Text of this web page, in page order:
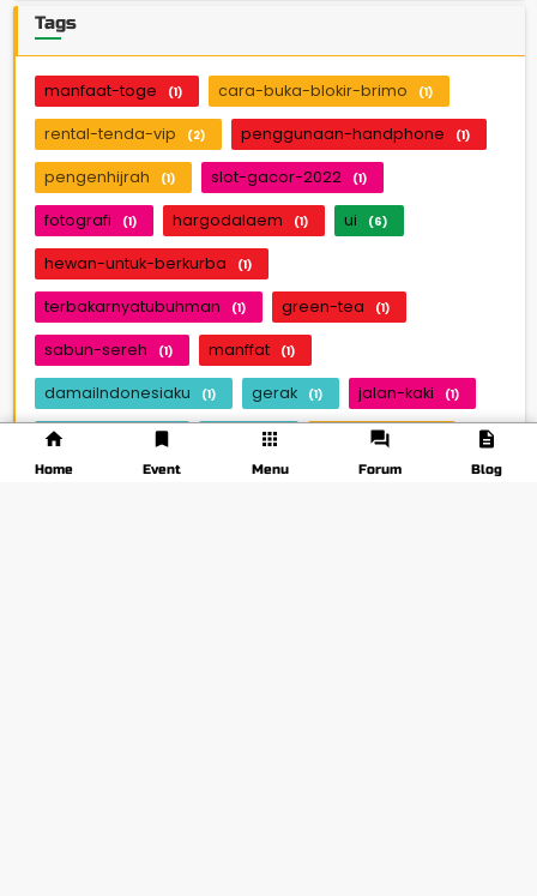
Tags
manfaat-toge (1) cara-buka-blokir-brimo (1)
rental-tenda-vip (2) penggunaan-handphone (1)
pengenhijrah (1) slot-gacor-2022 (1)
fotografi (1) hargodalaem (1) ui (6)
hewan-untuk-berkurba (1)
terbakarnyatubuhman (1) green-tea (1)
sabun-sereh (1) manffat (1)
damaiIndonesiaku (1) gerak (1) jalan-kaki (1)
game-quran (2) beritasehat
Home Event Menu Forum Blog